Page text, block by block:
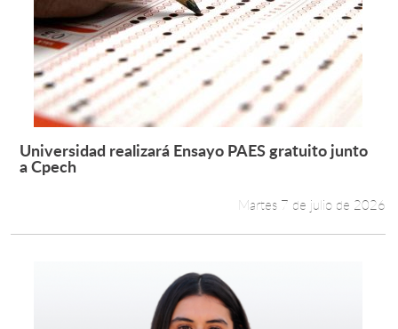
Leer más +
Universidad realizará Ensayo PAES gratuito junto
a Cpech
Martes 7 de julio de 2026